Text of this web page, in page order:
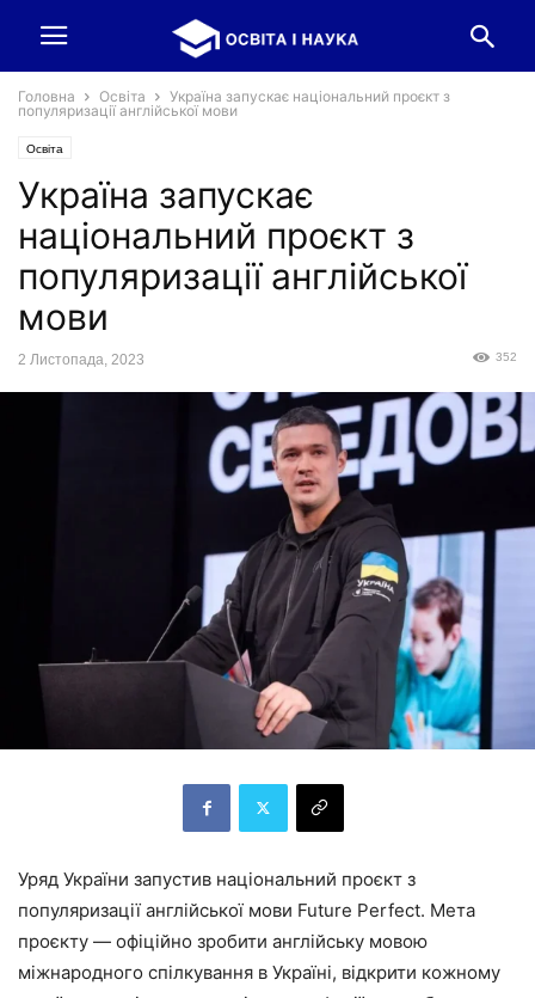
Головна Освіта
Україна запускає національний проєкт з
популяризації англійської мови
Освіта
Україна запускає
національний проєкт з
популяризації англійської
мови
2 Листопада, 2023 352
Уряд України запустив національний проєкт з
популяризації англійської мови Future Perfect. Мета
проєкту — офіційно зробити англійську мовою
міжнародного спілкування в Україні, відкрити кожному